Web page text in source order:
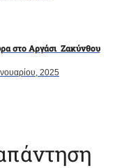
στο Αργάσι Ζακύνθου
2025